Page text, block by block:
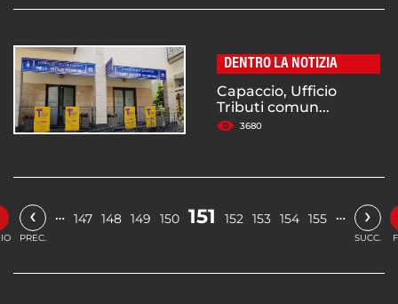
DENTRO LA NOTIZIA
Capaccio, Ufficio
Tributi comun...
3680
‹
PREC.
… 147 148 149 150 151 152 153 154 155 … ›
SUCC.